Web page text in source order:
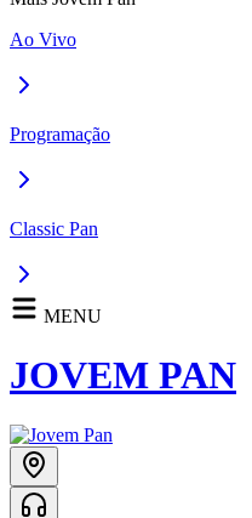
Ao Vivo
Programação
Classic Pan
MENU
JOVEM PAN